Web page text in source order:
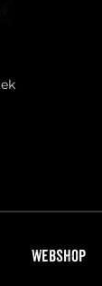
Webshop